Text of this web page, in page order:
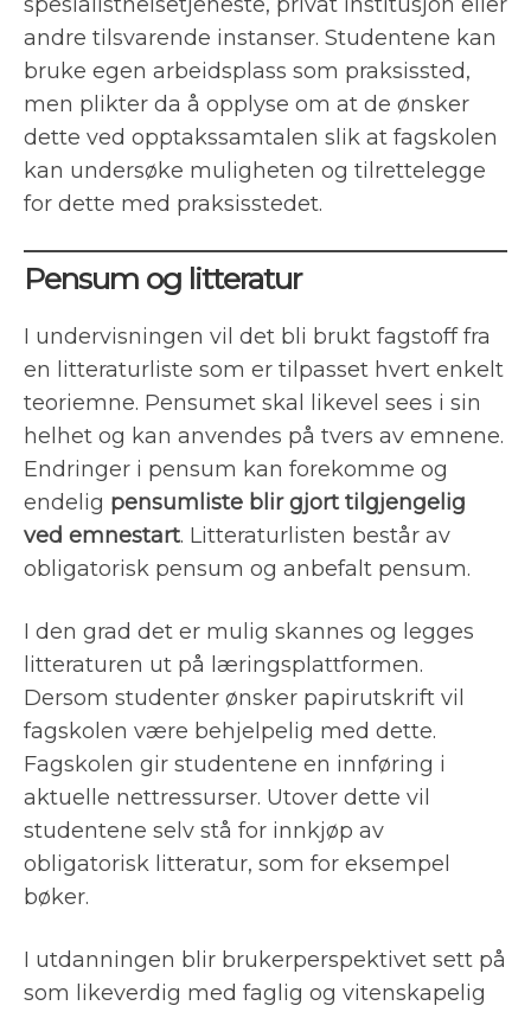
andre tilsvarende instanser. Studentene kan
bruke egen arbeidsplass som praksissted,
men plikter da å opplyse om at de ønsker
dette ved opptakssamtalen slik at fagskolen
kan undersøke muligheten og tilrettelegge
for dette med praksisstedet.
Pensum og litteratur
I undervisningen vil det bli brukt fagstoff fra
en litteraturliste som er tilpasset hvert enkelt
teoriemne. Pensumet skal likevel sees i sin
helhet og kan anvendes på tvers av emnene.
Endringer i pensum kan forekomme og
endelig pensumliste blir gjort tilgjengelig
ved emnestart. Litteraturlisten består av
obligatorisk pensum og anbefalt pensum.
I den grad det er mulig skannes og legges
litteraturen ut på læringsplattformen.
Dersom studenter ønsker papirutskrift vil
fagskolen være behjelpelig med dette.
Fagskolen gir studentene en innføring i
aktuelle nettressurser. Utover dette vil
studentene selv stå for innkjøp av
obligatorisk litteratur, som for eksempel
bøker.
I utdanningen blir brukerperspektivet sett på
som likeverdig med faglig og vitenskapelig